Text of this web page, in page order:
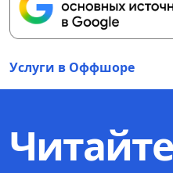
Услуги в Оффшоре